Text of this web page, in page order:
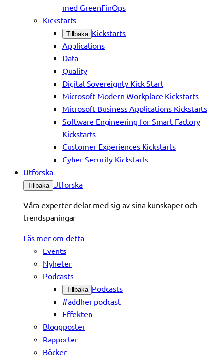
med GreenFinOps
Kickstarts
Tillbaka Kickstarts
Applications
Data
Quality
Digital Sovereignty Kick Start
Microsoft Modern Workplace Kickstarts
Microsoft Business Applications Kickstarts
Software Engineering for Smart Factory
Kickstarts
Customer Experiences Kickstarts
Cyber Security Kickstarts
Utforska
Tillbaka Utforska
Våra experter delar med sig av sina kunskaper och
trendspaningar
Läs mer om detta
Events
Nyheter
Podcasts
Tillbaka Podcasts
#addher podcast
Effekten
Bloggposter
Rapporter
Böcker